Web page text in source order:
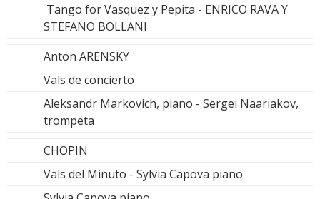
Tango for Vasquez y Pepita - ENRICO RAVA Y
STEFANO BOLLANI
Anton ARENSKY
Vals de concierto
Aleksandr Markovich, piano - Sergei Naariakov,
trompeta
CHOPIN
Vals del Minuto - Sylvia Capova piano